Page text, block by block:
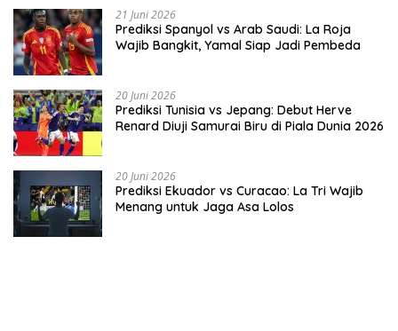
21 Juni 2026
Prediksi Spanyol vs Arab Saudi: La Roja
Wajib Bangkit, Yamal Siap Jadi Pembeda
20 Juni 2026
Prediksi Tunisia vs Jepang: Debut Herve
Renard Diuji Samurai Biru di Piala Dunia 2026
20 Juni 2026
Prediksi Ekuador vs Curacao: La Tri Wajib
Menang untuk Jaga Asa Lolos